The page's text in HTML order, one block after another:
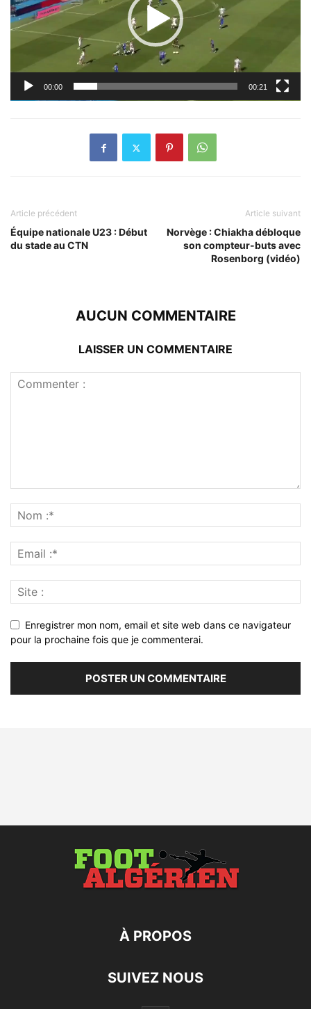
00:00 00:21
Article précédent
Équipe nationale U23 : Début
du stade au CTN
Article suivant
Norvège : Chiakha débloque
son compteur-buts avec
Rosenborg (vidéo)
AUCUN COMMENTAIRE
LAISSER UN COMMENTAIRE
Enregistrer mon nom, email et site web dans ce navigateur
pour la prochaine fois que je commenterai.
À PROPOS
SUIVEZ NOUS